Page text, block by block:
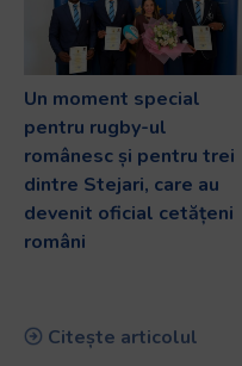
Un moment special
pentru rugby-ul
românesc și pentru trei
dintre Stejari, care au
devenit oficial cetățeni
români
Citește articolul